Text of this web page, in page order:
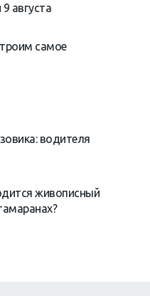
августа
самое
водителя
живописный